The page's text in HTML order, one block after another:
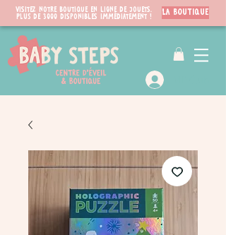
Visitez notre boutique en ligne de jouets.
PLUS de 3000 disponibles immédiatement !
LA BOUTIQUE